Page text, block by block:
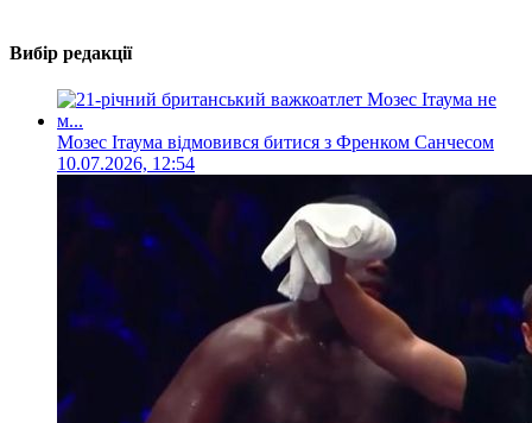
Вибір редакції
Мозес Ітаума відмовився битися з Френком Санчесом
10.07.2026, 12:54